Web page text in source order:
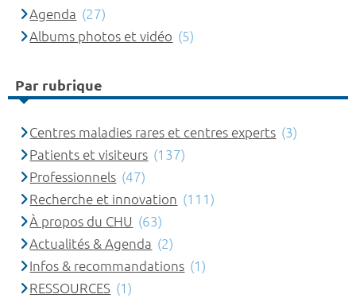
Agenda (27)
Albums photos et vidéo (5)
Par rubrique
Centres maladies rares et centres experts (3)
Patients et visiteurs (137)
Professionnels (47)
Recherche et innovation (111)
À propos du CHU (63)
Actualités & Agenda (2)
Infos & recommandations (1)
RESSOURCES (1)